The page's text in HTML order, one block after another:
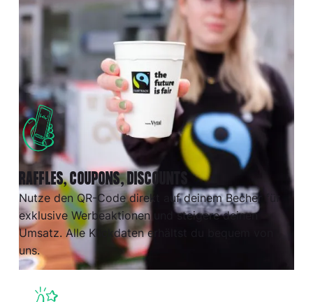
RAFFLES, COUPONS, DISCOUNTS
Nutze den QR-Code direkt auf deinem Becher für
exklusive Werbeaktionen und steigere deinen
Umsatz. Alle Klickdaten erhältst du bequem von
uns.